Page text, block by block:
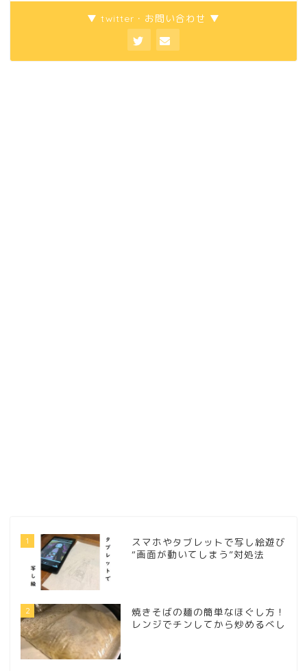
▼ twitter・お問い合わせ ▼
1
スマホやタブレットで写し絵遊び
“画面が動いてしまう”対処法
2
焼きそばの麺の簡単なほぐし方！
レンジでチンしてから炒めるべし